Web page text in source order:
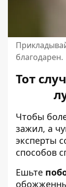
благодарен.
Тот
Чтобы
зажил, а
эксперты
способов
Ешьте